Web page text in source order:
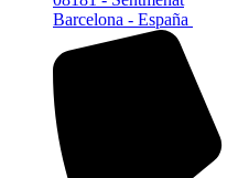
Barcelona - España